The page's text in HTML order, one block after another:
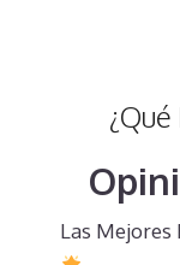
Las Mejores